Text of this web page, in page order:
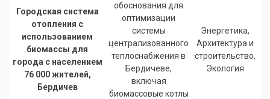
Городская система
отопления с
использованием
биомассы для
города с населением
76 000 жителей,
Бердичев
обоснования для
оптимизации
системы
централизованного
теплоснабжения в
Бердичеве,
включая
биомассовые котлы
Энергетика,
Архитектура и
строительство,
Экология